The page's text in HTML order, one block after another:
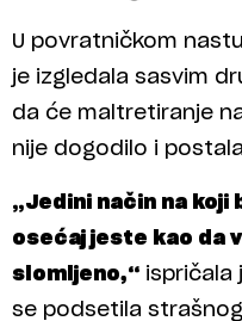
U povratničkom
je izgledala sasvim
da će maltretiranje
nije dogodilo i
„Jedini način na koji
osećaj jeste kao da
slomljeno,“ ispričala
se podsetila